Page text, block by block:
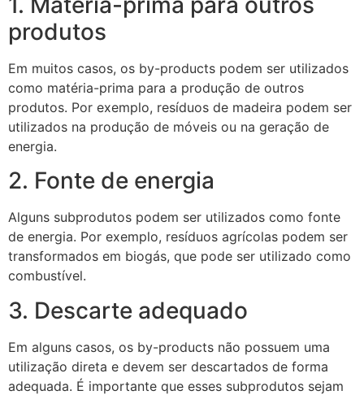
produtos
Em muitos casos, os by-products podem ser utilizados
como matéria-prima para a produção de outros
produtos. Por exemplo, resíduos de madeira podem ser
utilizados na produção de móveis ou na geração de
energia.
2. Fonte de energia
Alguns subprodutos podem ser utilizados como fonte
de energia. Por exemplo, resíduos agrícolas podem ser
transformados em biogás, que pode ser utilizado como
combustível.
3. Descarte adequado
Em alguns casos, os by-products não possuem uma
utilização direta e devem ser descartados de forma
adequada. É importante que esses subprodutos sejam